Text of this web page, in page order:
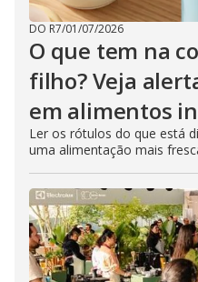
DO R7/01/07/2026
O que tem na
filho? Veja
em alimentos
Ler os rótulos do que está
uma alimentação mais